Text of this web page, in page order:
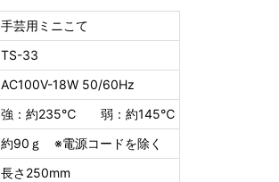
手芸用ミニこて
TS-33
AC100V-18W 50/60Hz
強：約235℃ 弱：約145℃
約90ｇ ※電源コードを除く
長さ250mm